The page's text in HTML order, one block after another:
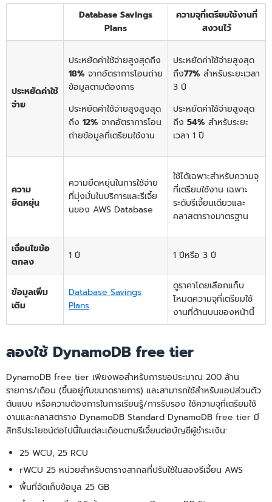
Database Savings
Plans
ความจุที่เตรียมใช้งานที่
สงวนไว้
ประหยัดค่าใช้
จ่าย
ประหยัดค่าใช้จ่ายสูงสุดถึง
18% จากอัตราการโอนถ่าย
ข้อมูลตามต้องการ
ประหยัดค่าใช้จ่ายสูงสูงสุด
ถึง 12% จากอัตราการโอน
ถ่ายข้อมูลที่เตรียมใช้งาน
ประหยัดค่าใช้จ่ายสูงสุด
ถึง77% สำหรับระยะเวลา
3 ปี
ประหยัดค่าใช้จ่ายสูงสุด
ถึง 54% สำหรับระยะ
เวลา 1 ปี
ความ
ยืดหยุ่น
ความยืดหยุ่นในการใช้จ่าย
ที่มุ่งมั่นในบริการและรีเจี้ย
นของ AWS Database
ใช้ได้เฉพาะสำหรับความจุ
ที่เตรียมใช้งาน เฉพาะ
ระดับรีเจี้ยนเดียวและ
คลาสตารางมาตรฐาน
เงื่อนไขข้อ
ตกลง
1 ปี 1 ปีหรือ 3 ปี
ข้อมูลเพิ่ม
เติม
Database Savings
Plans
ดูราคาโดยเลือกแท็บ
โหมดความจุที่เตรียมใช้
งานที่ด้านบนของหน้านี้
ลองใช้ DynamoDB free tier
DynamoDB free tier เพียงพอสำหรับการขอประมาณ 200 ล้าน
รายการ/เดือน (ขึ้นอยู่กับขนาดรายการ) และสามารถใช้สำหรับแอปส่วนตัว
ต้นแบบ หรือความต้องการในการเรียนรู้/การรับรอง ใช้ความจุที่เตรียมใช้
งานและคลาสตาราง DynamoDB Standard DynamoDB free tier มี
สิทธิประโยชน์ต่อไปนี้ในแต่ละเดือนตามรีเจี้ยนต่อบัญชีผู้ชำระเงิน:
25 WCU, 25 RCU
rWCU 25 หน่วยสำหรับตารางสากลที่ปรับใช้ในสองรีเจี้ยน AWS
พื้นที่จัดเก็บข้อมูล 25 GB